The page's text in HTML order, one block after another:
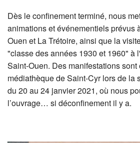
Dès le confinement terminé, nous
animations et événementiels prévus
Ouen et La Trétoire, ainsi que la
"classe des années 1930 et 1960" à
Saint-Ouen. Des manifestations
médiathèque de Saint-Cyr lors de la
du 20 au 24 janvier 2021, où nous
l’ouvrage… si déconfinement il y a.